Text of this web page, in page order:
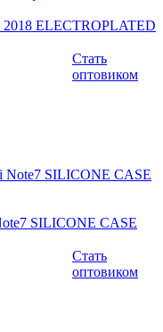
2018 ELECTROPLATED
Стать
оптовиком
SILICONE CASE
Стать
оптовиком